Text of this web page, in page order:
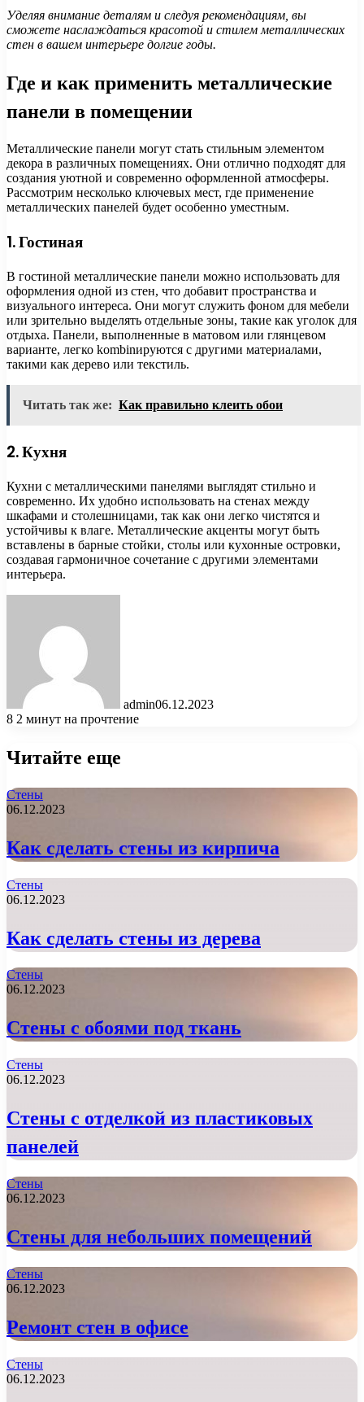
Уделяя внимание деталям и следуя рекомендациям, вы
сможете наслаждаться красотой и стилем металлических
стен в вашем интерьере долгие годы.
Где и как применить металлические
панели в помещении
Металлические панели могут стать стильным элементом
декора в различных помещениях. Они отлично подходят для
создания уютной и современно оформленной атмосферы.
Рассмотрим несколько ключевых мест, где применение
металлических панелей будет особенно уместным.
1. Гостиная
В гостиной металлические панели можно использовать для
оформления одной из стен, что добавит пространства и
визуального интереса. Они могут служить фоном для мебели
или зрительно выделять отдельные зоны, такие как уголок для
отдыха. Панели, выполненные в матовом или глянцевом
варианте, легко kombinируются с другими материалами,
такими как дерево или текстиль.
Читать так же: Как правильно клеить обои
2. Кухня
Кухни с металлическими панелями выглядят стильно и
современно. Их удобно использовать на стенах между
шкафами и столешницами, так как они легко чистятся и
устойчивы к влаге. Металлические акценты могут быть
вставлены в барные стойки, столы или кухонные островки,
создавая гармоничное сочетание с другими элементами
интерьера.
admin06.12.2023
8 2 минут на прочтение
Читайте еще
Стены
06.12.2023
Как сделать стены из кирпича
Стены
06.12.2023
Как сделать стены из дерева
Стены
06.12.2023
Стены с обоями под ткань
Стены
06.12.2023
Стены с отделкой из пластиковых
панелей
Стены
06.12.2023
Стены для небольших помещений
Стены
06.12.2023
Ремонт стен в офисе
Стены
06.12.2023